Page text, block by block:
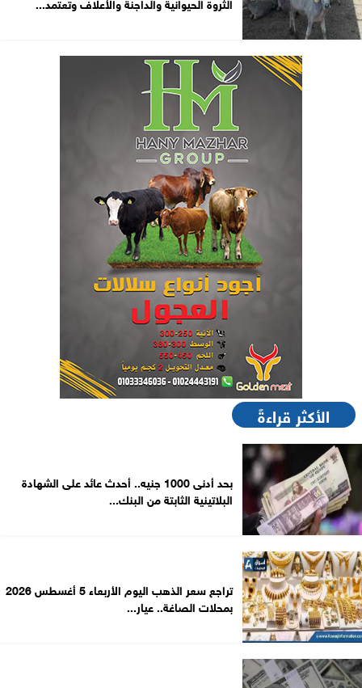
الأكثر قراءةً
بحد أدنى 1000 جنيه.. أحدث عائد على الشهادة
البلاتينية الثابتة من البنك...
تراجع سعر الذهب اليوم الأربعاء 5 أغسطس 2026
بمحلات الصاغة.. عيار...